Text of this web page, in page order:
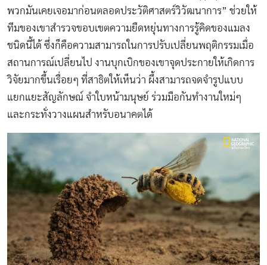
พวกมันเคยเจอมาก่อนตลอดประวัติศาสตร์วิวัฒนาการ” ช่วยให้
ทีมของเขาสำรวจขอบเขตความยืดหยุ่นทางการรู้คิดของแมลง
ชนิดนี้ได้ ซึ่งก็คือความสามารถในการปรับเปลี่ยนพฤติกรรมเมื่อ
สถานการณ์เปลี่ยนไป งานบุกเบิกของเขาจุดประกายให้เกิดการ
วิจัยมากขึ้นเรื่อยๆ ที่สาธิตให้เห็นว่า ผึ้งสามารถจดจำรูปแบบ
แยกแยะสัญลักษณ์ จำใบหน้ามนุษย์ ร่วมมือกันทำงานใหม่ๆ
และกระทั่งวางแผนสำหรับอนาคตได้